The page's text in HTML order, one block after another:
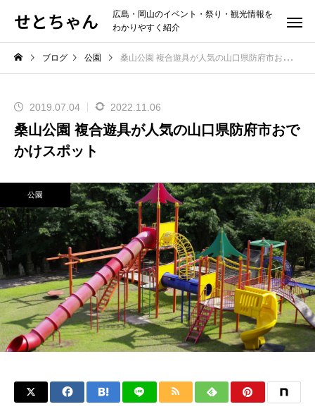
せとちゃん
広島・岡山のイベント・祭り・観光情報を
わかりやすく紹介
ブログ 公園 桑山公園 複合遊具が人気の山口県防府市おでかけスポット
2019.07.04 2022.11.06
桑山公園 複合遊具が人気の山口県防府市おで
かけスポット
公園